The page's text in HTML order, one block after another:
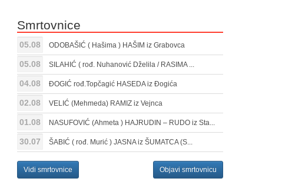
Smrtovnice
05.08 ODOBAŠIĆ ( Hašima ) HAŠIM iz Grabovca
05.08 SILAHIĆ ( rođ. Nuhanović Dželila / RASIMA ...
04.08 ĐOGIĆ rođ.Topčagić HASEDA iz Đogića
02.08 VELIĆ (Mehmeda) RAMIZ iz Vejnca
01.08 NASUFOVIĆ (Ahmeta ) HAJRUDIN – RUDO iz Sta...
30.07 ŠABIĆ ( rođ. Murić ) JASNA iz ŠUMATCA (S...
Vidi smrtovnice Objavi smrtovnicu